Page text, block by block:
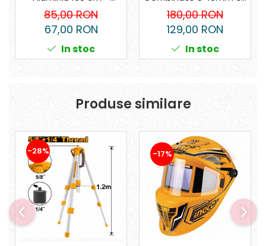
Unelte pentru grădină
Motoforeze și Burghie de Pământ
Ventilatoare
Precizie și Durabilitate
pentru Profesioniști
85,00 RON
67,00 RON
In stoc
Clichet și Cap Flexibil –
Precizie și Durabilitate
180,00 RON
129,00 RON
In stoc
Produse similare
-28% -17%